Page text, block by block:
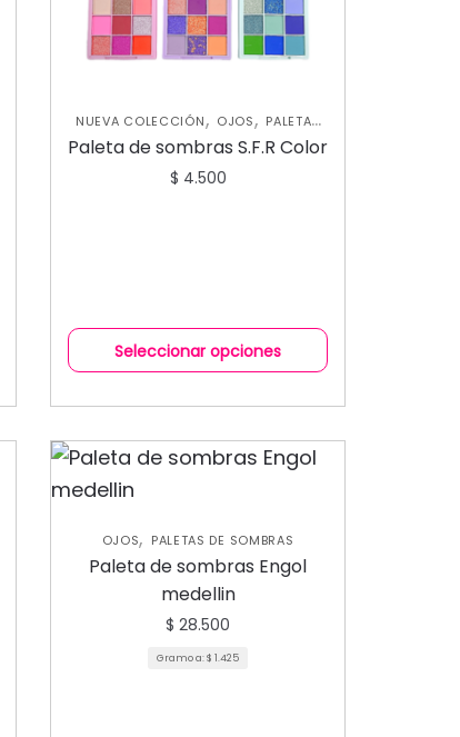
NUEVA COLECCIÓN, OJOS, PALETAS
DE SOMBRAS
Paleta de sombras S.F.R Color
$ 4.500
Seleccionar opciones
OJOS, PALETAS DE SOMBRAS
Paleta de sombras Engol
medellin
$ 28.500
Gramo a:$ 1.425